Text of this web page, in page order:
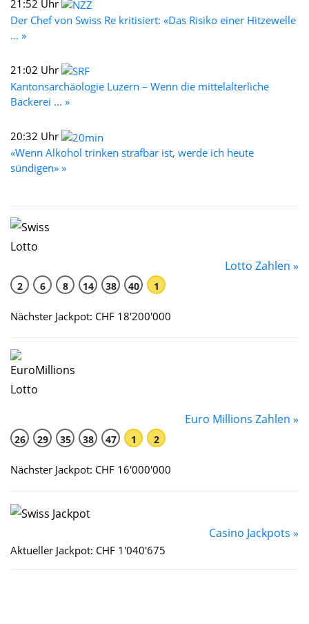
21:52 Uhr
Der Chef von Swiss Re kritisiert: «Das Risiko einer Hitzewelle
... »
21:02 Uhr
Kantonsarchäologie Luzern – Wenn die mittelalterliche
Bäckerei ... »
20:32 Uhr
«Wenn Alkohol trinken strafbar ist, werde ich heute
sündigen» »
Lotto Zahlen »
2 6 8 14 38 40 1
Nächster Jackpot: CHF 18'200'000
Euro Millions Zahlen »
26 29 35 38 47 1 2
Nächster Jackpot: CHF 16'000'000
Casino Jackpots »
Aktueller Jackpot: CHF 1'040'675